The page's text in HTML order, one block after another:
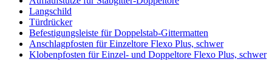
Langschild
Türdrücker
Befestigungsleiste für Doppelstab-Gittermatten
Anschlagpfosten für Einzeltore Flexo Plus, schwer
Klobenpfosten für Einzel- und Doppeltore Flexo Plus, schwer